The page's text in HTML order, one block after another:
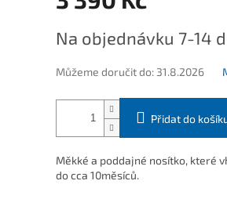
cena:
Na objednávku 7-14
Můžeme doručit do: 31.8.2026
Přidat do
Měkké a poddajné nosítko, které
do cca 10měsíců.